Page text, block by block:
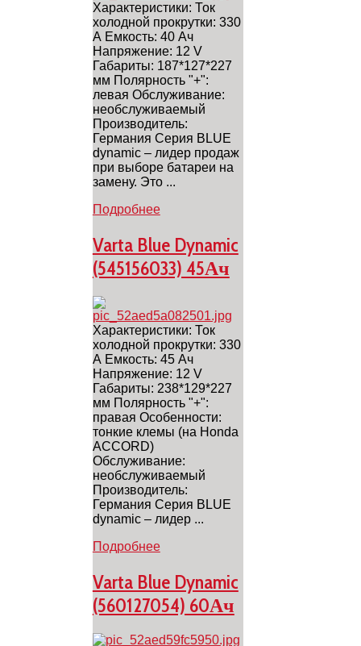
Характеристики: Ток
холодной прокрутки: 330
А Емкость: 40 Ач
Напряжение: 12 V
Габариты: 187*127*227
мм Полярность "+":
левая Обслуживание:
необслуживаемый
Производитель:
Германия Серия BLUE
dynamic – лидер продаж
при выборе батареи на
замену. Это ...
Подробнее
Varta Blue Dynamic
(545156033) 45Ач
Характеристики: Ток
холодной прокрутки: 330
А Емкость: 45 Ач
Напряжение: 12 V
Габариты: 238*129*227
мм Полярность "+":
правая Особенности:
тонкие клемы (на Honda
ACCORD)
Обслуживание:
необслуживаемый
Производитель:
Германия Серия BLUE
dynamic – лидер ...
Подробнее
Varta Blue Dynamic
(560127054) 60Ач